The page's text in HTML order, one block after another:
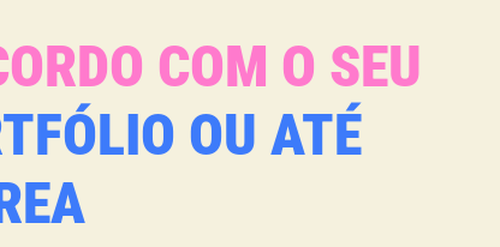
COM O SEU
OU ATÉ